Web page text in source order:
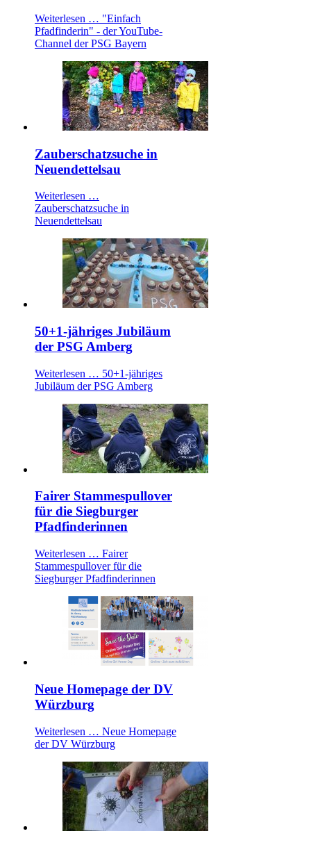
Weiterlesen … "Einfach
Pfadfinderin" - der YouTube-
Channel der PSG Bayern
Zauberschatzsuche in
Neuendettelsau
Weiterlesen …
Zauberschatzsuche in
Neuendettelsau
50+1-jähriges Jubiläum
der PSG Amberg
Weiterlesen … 50+1-jähriges
Jubiläum der PSG Amberg
Fairer Stammespullover
für die Siegburger
Pfadfinderinnen
Weiterlesen … Fairer
Stammespullover für die
Siegburger Pfadfinderinnen
Neue Homepage der DV
Würzburg
Weiterlesen … Neue Homepage
der DV Würzburg